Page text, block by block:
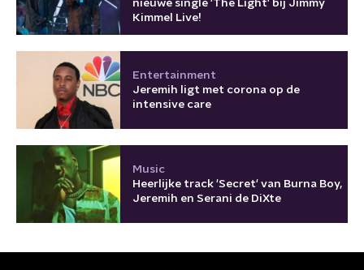
nieuwe single 'The Light' bij Jimmy
Kimmel Live!
Entertainment
Jeremih ligt met corona op de
intensive care
Music
Heerlijke track 'Secret' van Burna Boy,
Jeremih en Serani de DiXte